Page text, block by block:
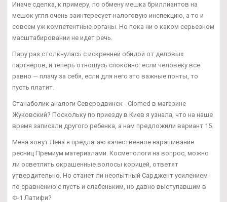
Иначе сделка, к примеру, по обмену мешка бриллиантов на
мешок угля очень заинтересует налоговую инспекцию, а то и
совсем уж компетентные органы. Но пока ни о каком серьезном
масштабировании не идет речь.
Пару раз столкнулась с искренней обидой от деловых
партнеров, и теперь отношусь спокойно: если человеку все
равно — плачу за себя, если для него это важные понты, то
пусть платит.
Станаболик аналоги Северодвинск - Clomed в магазине
Жуковский? Поскольку по приезду в Киев я узнала, что на наше
время записали другого ребенка, а нам предложили вариант 15.
Меня зовут Лена я предлагаю качественное наращивание
ресниц Премиум материалами. Косметологи на вопрос, можно
ли осветлить окрашенные волосы корицей, ответят
утвердительно. Но станет ли неопытный Сарджент усилением
по сравнению с пусть и слабеньким, но давно выступавшим в
Ф-1 Латифи?